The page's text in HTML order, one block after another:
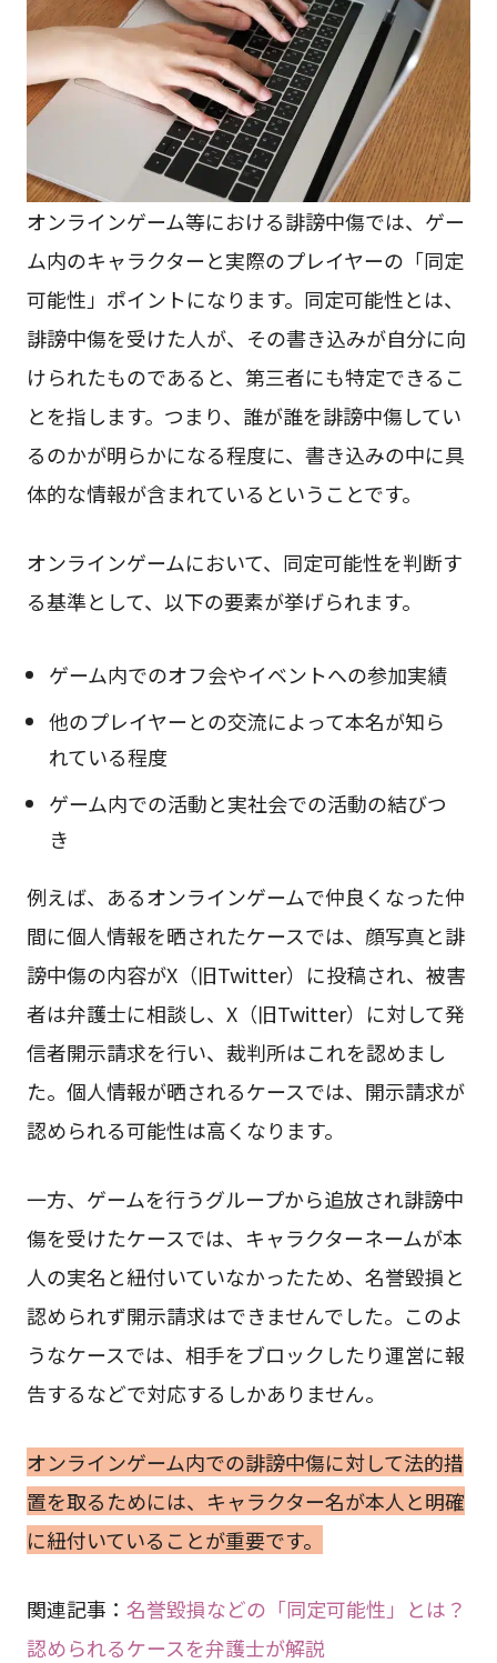
オンラインゲーム等における誹謗中傷では、ゲー
ム内のキャラクターと実際のプレイヤーの「同定
可能性」ポイントになります。同定可能性とは、
誹謗中傷を受けた人が、その書き込みが自分に向
けられたものであると、第三者にも特定できるこ
とを指します。つまり、誰が誰を誹謗中傷してい
るのかが明らかになる程度に、書き込みの中に具
体的な情報が含まれているということです。
オンラインゲームにおいて、同定可能性を判断す
る基準として、以下の要素が挙げられます。
ゲーム内でのオフ会やイベントへの参加実績
他のプレイヤーとの交流によって本名が知ら
れている程度
ゲーム内での活動と実社会での活動の結びつ
き
例えば、あるオンラインゲームで仲良くなった仲
間に個人情報を晒されたケースでは、顔写真と誹
謗中傷の内容がX（旧Twitter）に投稿され、被害
者は弁護士に相談し、X（旧Twitter）に対して発
信者開示請求を行い、裁判所はこれを認めまし
た。個人情報が晒されるケースでは、開示請求が
認められる可能性は高くなります。
一方、ゲームを行うグループから追放され誹謗中
傷を受けたケースでは、キャラクターネームが本
人の実名と紐付いていなかったため、名誉毀損と
認められず開示請求はできませんでした。このよ
うなケースでは、相手をブロックしたり運営に報
告するなどで対応するしかありません。
オンラインゲーム内での誹謗中傷に対して法的措
置を取るためには、キャラクター名が本人と明確
に紐付いていることが重要です。
関連記事： 名誉毀損などの「同定可能性」とは？
認められるケースを弁護士が解説